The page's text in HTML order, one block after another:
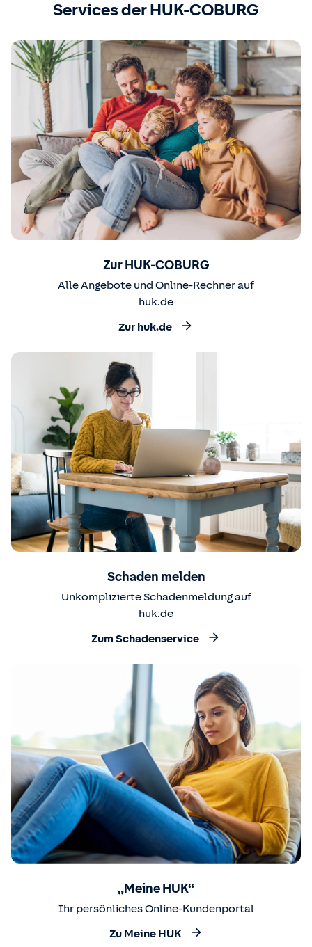
Services der HUK-COBURG
Zur HUK-COBURG
Alle Angebote und Online-Rechner auf
huk.de
Zur huk.de
Schaden melden
Unkomplizierte Schadenmeldung auf
huk.de
Zum Schadenservice
„Meine HUK“
Ihr persönliches Online-Kundenportal
Zu Meine HUK